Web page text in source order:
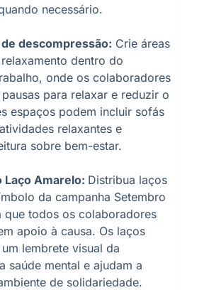
necessário.
descompressão: Crie áreas
dentro do
onde os colaboradores
para relaxar e reduzir o
espaços podem incluir sofás
relaxantes e
sobre bem-estar.
Laço Amarelo: Distribua laços
da campanha Setembro
que todos os colaboradores
apoio à causa. Os laços
lembrete visual da
saúde mental e ajudam a
de solidariedade.